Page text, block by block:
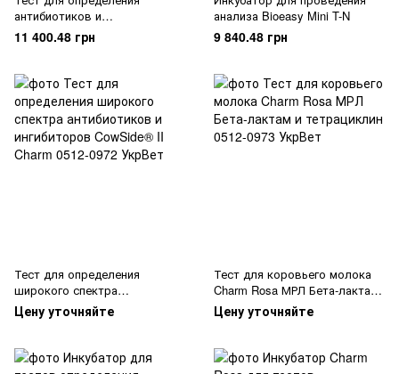
антибиотиков и
сульфамидных веществ в
молоке Delvotest T
11 400.48 грн
анализа Bioeasy Mini T-N
9 840.48 грн
Тест для определения
широкого спектра
антибиотиков и ингибиторов
CowSide® II Charm
Цену уточняйте
Тест для коровьего молока
Charm Rosa МРЛ Бета-лактам
и тетрациклин
Цену уточняйте